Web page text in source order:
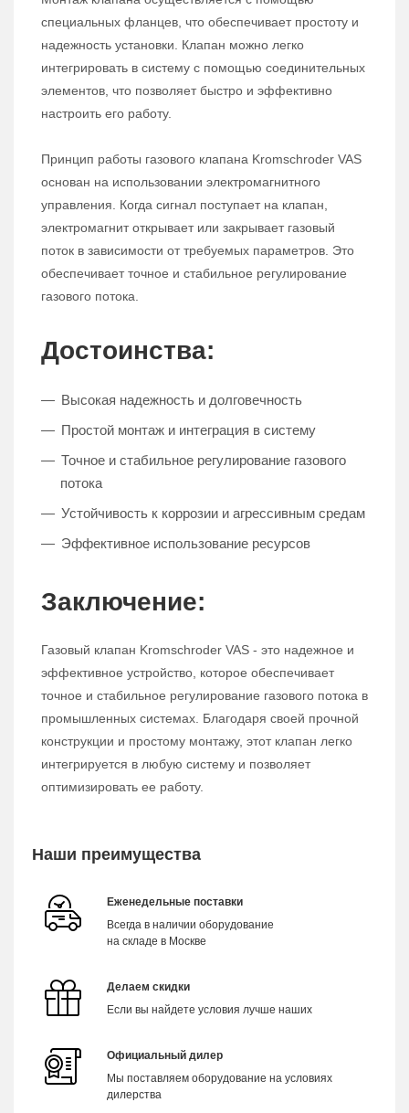
специальных фланцев, что обеспечивает простоту и
надежность установки. Клапан можно легко
интегрировать в систему с помощью соединительных
элементов, что позволяет быстро и эффективно
настроить его работу.
Принцип работы газового клапана Kromschroder VAS
основан на использовании электромагнитного
управления. Когда сигнал поступает на клапан,
электромагнит открывает или закрывает газовый
поток в зависимости от требуемых параметров. Это
обеспечивает точное и стабильное регулирование
газового потока.
Достоинства:
Высокая надежность и долговечность
Простой монтаж и интеграция в систему
Точное и стабильное регулирование газового
потока
Устойчивость к коррозии и агрессивным средам
Эффективное использование ресурсов
Заключение:
Газовый клапан Kromschroder VAS - это надежное и
эффективное устройство, которое обеспечивает
точное и стабильное регулирование газового потока в
промышленных системах. Благодаря своей прочной
конструкции и простому монтажу, этот клапан легко
интегрируется в любую систему и позволяет
оптимизировать ее работу.
Наши преимущества
Еженедельные поставки
Всегда в наличии оборудование
на складе в Москве
Делаем скидки
Если вы найдете условия лучше наших
Официальный дилер
Мы поставляем оборудование на условиях
дилерства